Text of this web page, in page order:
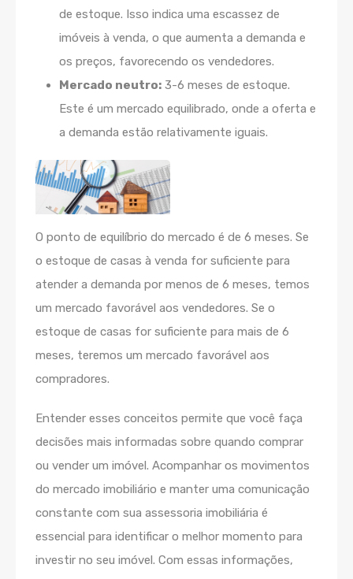
de estoque. Isso indica uma escassez de
imóveis à venda, o que aumenta a demanda e
os preços, favorecendo os vendedores.
Mercado neutro: 3-6 meses de estoque.
Este é um mercado equilibrado, onde a oferta e
a demanda estão relativamente iguais.
O ponto de equilíbrio do mercado é de 6 meses. Se
o estoque de casas à venda for suficiente para
atender a demanda por menos de 6 meses, temos
um mercado favorável aos vendedores. Se o
estoque de casas for suficiente para mais de 6
meses, teremos um mercado favorável aos
compradores.
Entender esses conceitos permite que você faça
decisões mais informadas sobre quando comprar
ou vender um imóvel. Acompanhar os movimentos
do mercado imobiliário e manter uma comunicação
constante com sua assessoria imobiliária é
essencial para identificar o melhor momento para
investir no seu imóvel. Com essas informações,